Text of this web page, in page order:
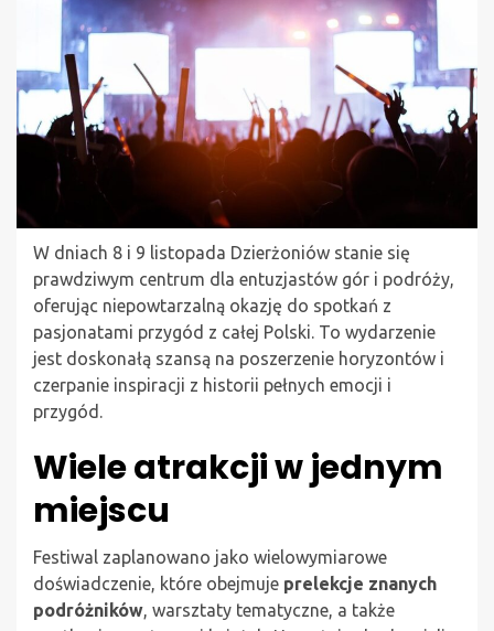
W dniach 8 i 9 listopada Dzierżoniów stanie się
prawdziwym centrum dla entuzjastów gór i podróży,
oferując niepowtarzalną okazję do spotkań z
pasjonatami przygód z całej Polski. To wydarzenie
jest doskonałą szansą na poszerzenie horyzontów i
czerpanie inspiracji z historii pełnych emocji i
przygód.
Wiele atrakcji w jednym
miejscu
Festiwal zaplanowano jako wielowymiarowe
doświadczenie, które obejmuje prelekcje znanych
podróżników, warsztaty tematyczne, a także